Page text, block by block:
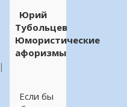
Юрий
Тубольцев
Юмористические
афоризмы
Если бы
|